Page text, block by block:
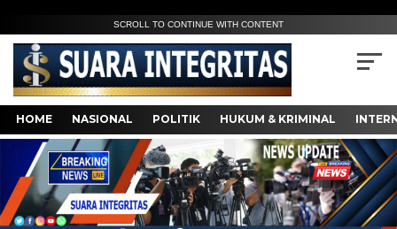
SCROLL TO CONTINUE WITH CONTENT
HOME NASIONAL POLITIK HUKUM & KRIMINAL